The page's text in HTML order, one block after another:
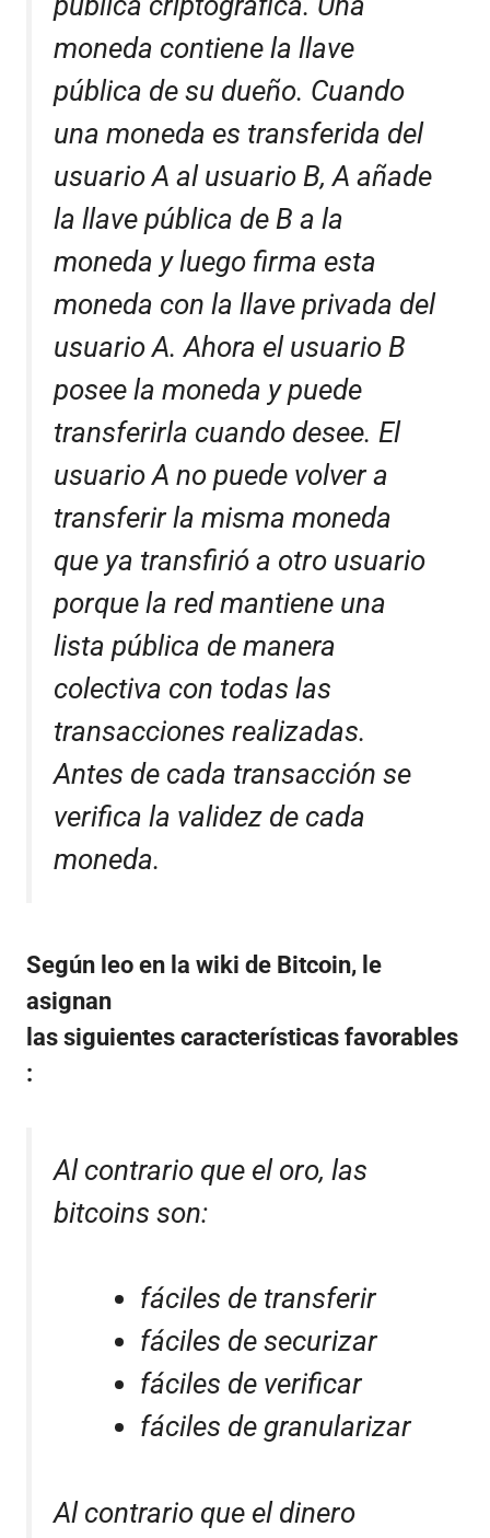
moneda contiene la llave
pública de su dueño. Cuando
una moneda es transferida del
usuario A al usuario B, A añade
la llave pública de B a la
moneda y luego firma esta
moneda con la llave privada del
usuario A. Ahora el usuario B
posee la moneda y puede
transferirla cuando desee. El
usuario A no puede volver a
transferir la misma moneda
que ya transfirió a otro usuario
porque la red mantiene una
lista pública de manera
colectiva con todas las
transacciones realizadas.
Antes de cada transacción se
verifica la validez de cada
moneda.
Según leo en la wiki de Bitcoin, le
asignan
las siguientes características favorables
:
Al contrario que el oro, las
bitcoins son:
fáciles de transferir
fáciles de securizar
fáciles de verificar
fáciles de granularizar
Al contrario que el dinero